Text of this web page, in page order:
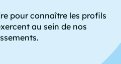
pour connaître les profils
au sein de nos